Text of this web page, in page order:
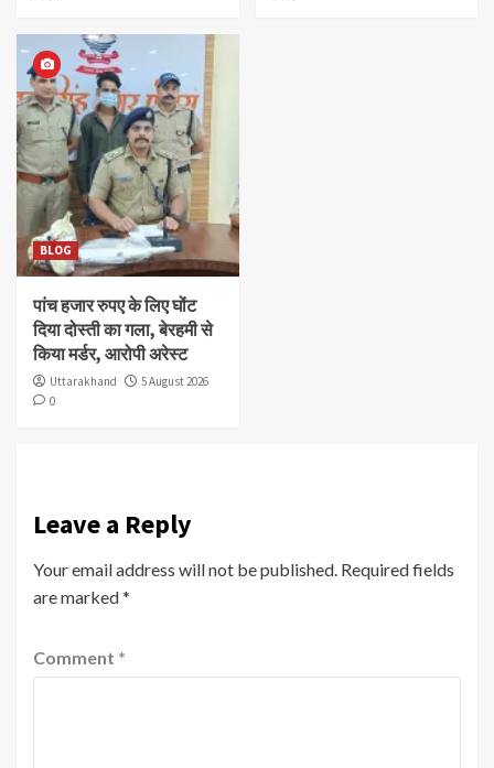
BLOG
पांच हजार रुपए के लिए घोंट
दिया दोस्ती का गला, बेरहमी से
किया मर्डर, आरोपी अरेस्ट
Uttarakhand
5 August 2026
0
Leave a Reply
Your email address will not be published. Required fields
are marked*
Comment *